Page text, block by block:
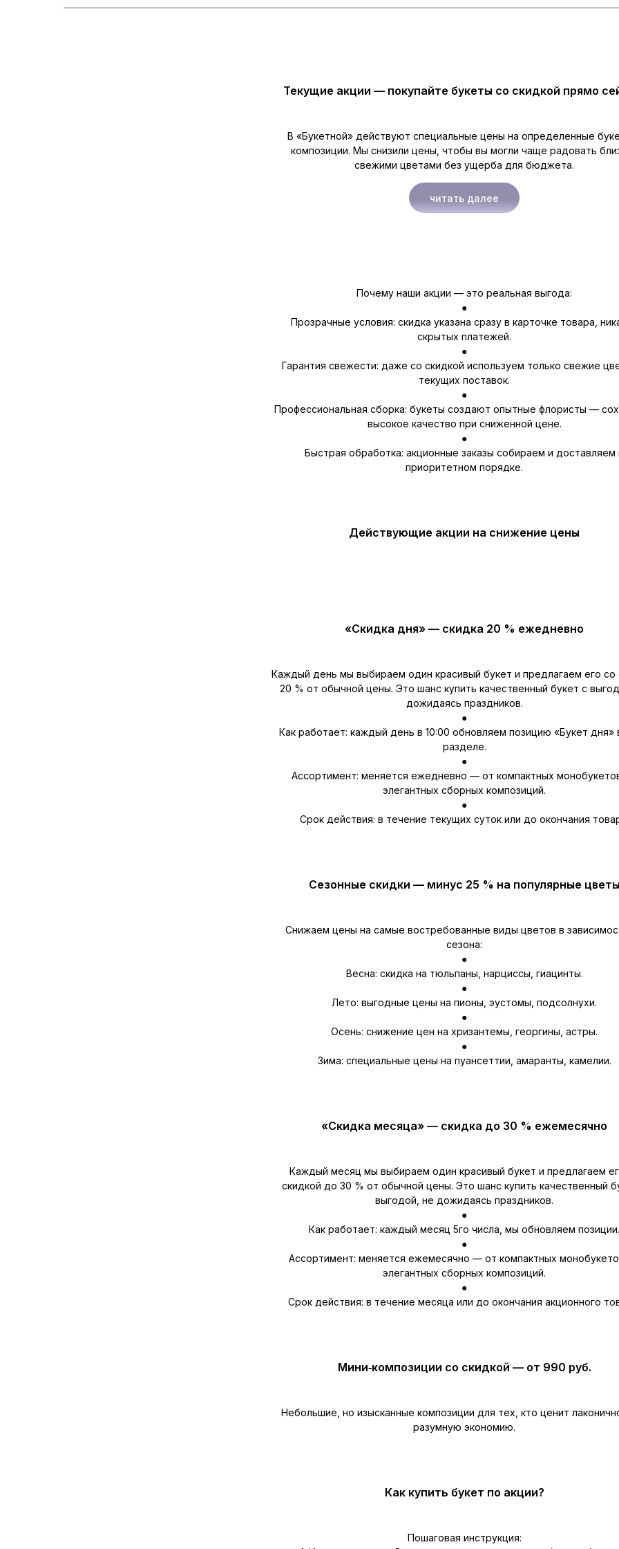
Текущие акции — покупайте букеты со скидкой прямо
В «Букетной» действуют специальные цены на определенные
композиции. Мы снизили цены, чтобы вы могли чаще радовать
свежими цветами без ущерба для бюджета.
читать далее
Почему наши акции — это реальная выгода:
●
Прозрачные условия: скидка указана сразу в карточке товара,
скрытых платежей.
●
Гарантия свежести: даже со скидкой используем только свежие
текущих поставок.
●
Профессиональная сборка: букеты создают опытные флористы —
высокое качество при сниженной цене.
●
Быстрая обработка: акционные заказы собираем и доставляем
приоритетном порядке.
Действующие акции на снижение цены
«Скидка дня» — скидка 20 % ежедневно
Каждый день мы выбираем один красивый букет и предлагаем его со
20 % от обычной цены. Это шанс купить качественный букет с
дожидаясь праздников.
●
Как работает: каждый день в 10:00 обновляем позицию «Букет дня»
разделе.
●
Ассортимент: меняется ежедневно — от компактных
элегантных сборных композиций.
●
Срок действия: в течение текущих суток или до окончания
Сезонные скидки — минус 25 % на популярные цветы
Снижаем цены на самые востребованные виды цветов в
сезона:
●
Весна: скидка на тюльпаны, нарциссы, гиацинты.
●
Лето: выгодные цены на пионы, эустомы, подсолнухи.
●
Осень: снижение цен на хризантемы, георгины, астры.
●
Зима: специальные цены на пуансеттии, амаранты, камелии.
«Скидка месяца» — скидка до 30 % ежемесячно
Каждый месяц мы выбираем один красивый букет и предлагаем
скидкой до 30 % от обычной цены. Это шанс купить качественный
выгодой, не дожидаясь праздников.
●
Как работает: каждый месяц 5го числа, мы обновляем позиции.
●
Ассортимент: меняется ежемесячно — от компактных
элегантных сборных композиций.
●
Срок действия: в течение месяца или до окончания акционного
Мини‑композиции со скидкой — от 990 руб.
Небольшие, но изысканные композиции для тех, кто ценит
разумную экономию.
Как купить букет по акции?
Пошаговая инструкция: